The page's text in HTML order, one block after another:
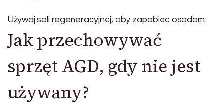
Używaj soli regeneracyjnej, aby zapobiec osadom.
Jak przechowywać
sprzęt AGD, gdy nie jest
używany?